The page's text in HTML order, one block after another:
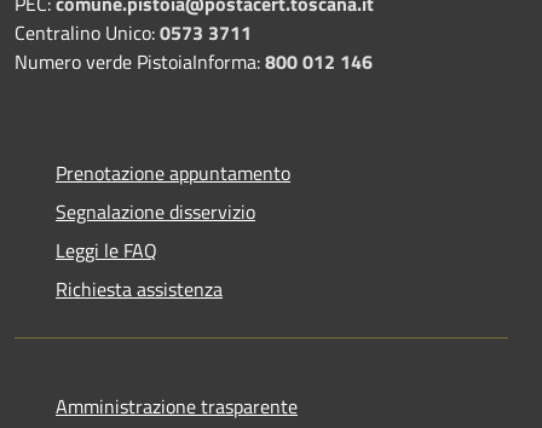
Centralino Unico:0573 3711
Numero verde PistoiaInforma:800 012 146
Prenotazione appuntamento
Segnalazione disservizio
Leggi le FAQ
Richiesta assistenza
Amministrazione trasparente